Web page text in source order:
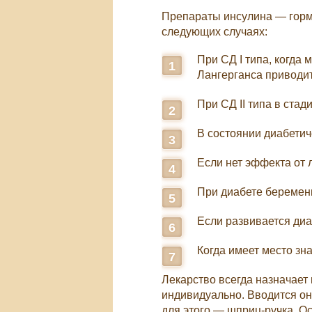
Препараты инсулина —
следующих случаях:
При СД I типа, когда
Лангерганса
При СД II типа в
В состоянии
Если нет эффекта от
При диабете
Если развивается
Когда имеет место
Лекарство всегда
индивидуально. Вводится